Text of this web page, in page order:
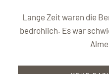
Lange Zeit waren die
bedrohlich. Es war